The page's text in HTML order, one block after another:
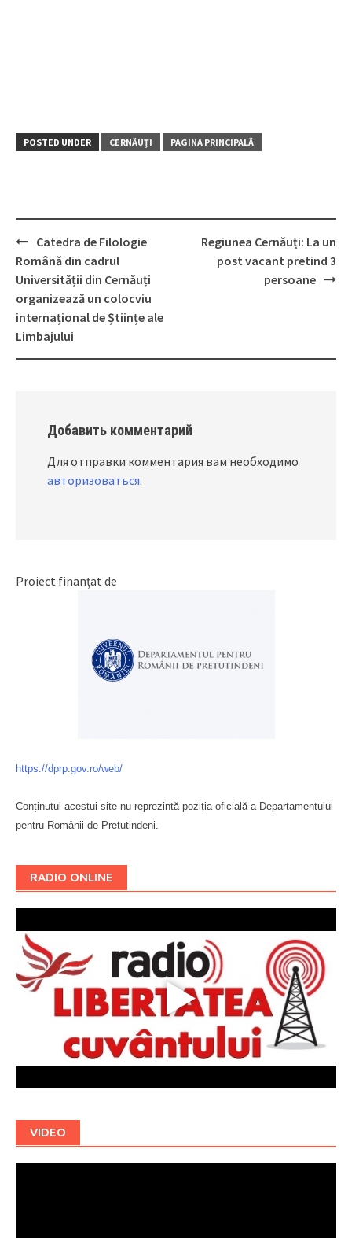
POSTED UNDER CERNĂUȚI PAGINA PRINCIPALĂ
Post
navigation
Catedra de Filologie
Română din cadrul
Universității din Cernăuți
organizează un colocviu
internațional de Științe ale
Limbajului
Regiunea Cernăuți: La un
post vacant pretind 3
persoane
Добавить комментарий
Для отправки комментария вам необходимо
авторизоваться.
Proiect finanțat de
https://dprp.gov.ro/web/
Conținutul acestui site nu reprezintă poziția oficială a Departamentului
pentru Românii de Pretutindeni.
RADIO ONLINE
VIDEO